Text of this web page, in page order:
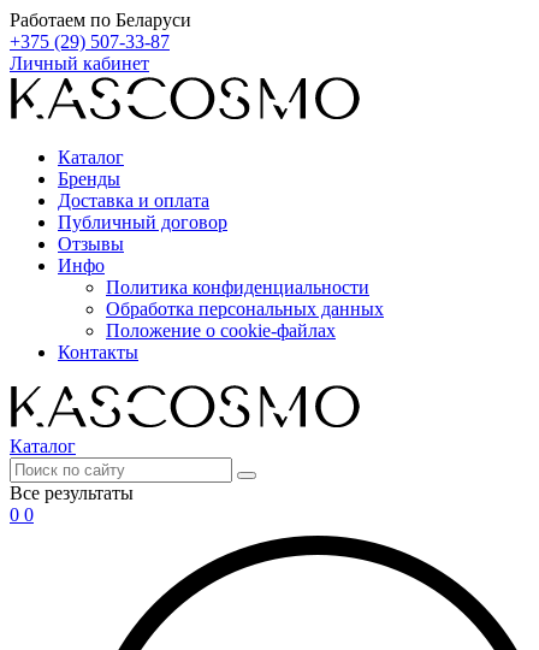
Работаем по Беларуси
+375 (29) 507-33-87
Личный кабинет
Каталог
Бренды
Доставка и оплата
Публичный договор
Отзывы
Инфо
Политика конфиденциальности
Обработка персональных данных
Положение о cookie-файлах
Контакты
Каталог
Все результаты
0 0